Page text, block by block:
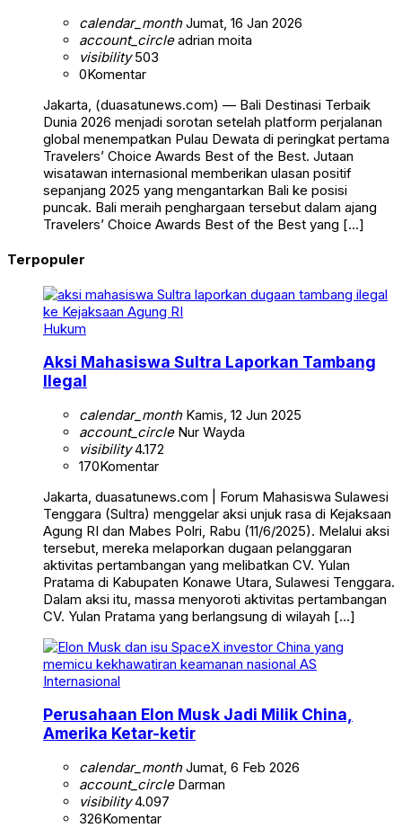
calendar_monthJumat, 16 Jan 2026
account_circleadrian moita
visibility503
0Komentar
Jakarta, (duasatunews.com) — Bali Destinasi Terbaik
Dunia 2026 menjadi sorotan setelah platform perjalanan
global menempatkan Pulau Dewata di peringkat pertama
Travelers’ Choice Awards Best of the Best. Jutaan
wisatawan internasional memberikan ulasan positif
sepanjang 2025 yang mengantarkan Bali ke posisi
puncak. Bali meraih penghargaan tersebut dalam ajang
Travelers’ Choice Awards Best of the Best yang […]
Terpopuler
Hukum
Aksi Mahasiswa Sultra Laporkan Tambang
Ilegal
calendar_monthKamis, 12 Jun 2025
account_circleNur Wayda
visibility4.172
170Komentar
Jakarta, duasatunews.com | Forum Mahasiswa Sulawesi
Tenggara (Sultra) menggelar aksi unjuk rasa di Kejaksaan
Agung RI dan Mabes Polri, Rabu (11/6/2025). Melalui aksi
tersebut, mereka melaporkan dugaan pelanggaran
aktivitas pertambangan yang melibatkan CV. Yulan
Pratama di Kabupaten Konawe Utara, Sulawesi Tenggara.
Dalam aksi itu, massa menyoroti aktivitas pertambangan
CV. Yulan Pratama yang berlangsung di wilayah […]
Internasional
Perusahaan Elon Musk Jadi Milik China,
Amerika Ketar-ketir
calendar_monthJumat, 6 Feb 2026
account_circleDarman
visibility4.097
326Komentar